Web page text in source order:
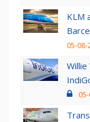
KLM
05-08-